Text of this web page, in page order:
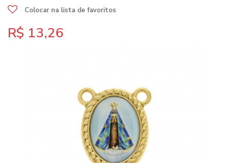
Colocar na lista de favoritos
R$ 13,26